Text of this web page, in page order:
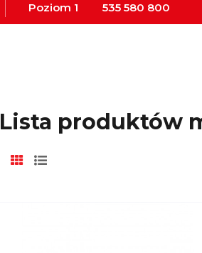
Poziom 1 535 580 800
Lista produktów